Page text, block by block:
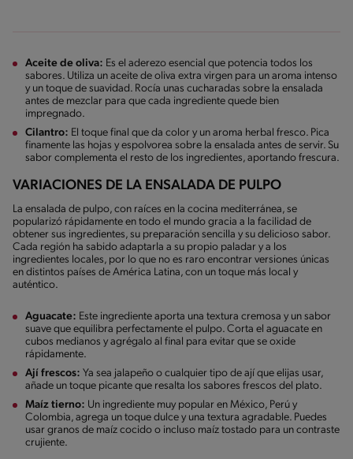
Aceite de oliva: Es el aderezo esencial que potencia todos los
sabores. Utiliza un aceite de oliva extra virgen para un aroma intenso
y un toque de suavidad. Rocía unas cucharadas sobre la ensalada
antes de mezclar para que cada ingrediente quede bien
impregnado.
Cilantro: El toque final que da color y un aroma herbal fresco. Pica
finamente las hojas y espolvorea sobre la ensalada antes de servir. Su
sabor complementa el resto de los ingredientes, aportando frescura.
VARIACIONES DE LA ENSALADA DE PULPO
La ensalada de pulpo, con raíces en la cocina mediterránea, se
popularizó rápidamente en todo el mundo gracia a la facilidad de
obtener sus ingredientes, su preparación sencilla y su delicioso sabor.
Cada región ha sabido adaptarla a su propio paladar y a los
ingredientes locales, por lo que no es raro encontrar versiones únicas
en distintos países de América Latina, con un toque más local y
auténtico.
Aguacate: Este ingrediente aporta una textura cremosa y un sabor
suave que equilibra perfectamente el pulpo. Corta el aguacate en
cubos medianos y agrégalo al final para evitar que se oxide
rápidamente.
Ají frescos: Ya sea jalapeño o cualquier tipo de ají que elijas usar,
añade un toque picante que resalta los sabores frescos del plato.
Maíz tierno: Un ingrediente muy popular en México, Perú y
Colombia, agrega un toque dulce y una textura agradable. Puedes
usar granos de maíz cocido o incluso maíz tostado para un contraste
crujiente.